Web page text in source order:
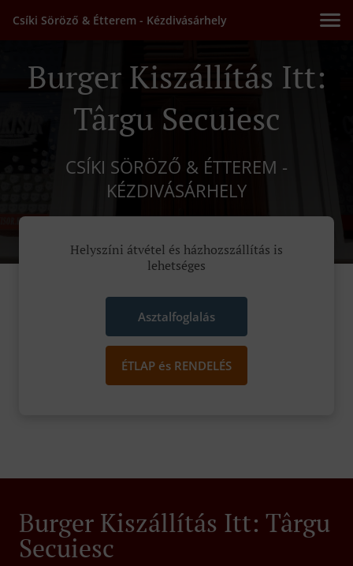
Csíki Söröző & Étterem - Kézdivásárhely
Burger Kiszállítás Itt:
Târgu Secuiesc
CSÍKI SÖRÖZŐ & ÉTTEREM -
KÉZDIVÁSÁRHELY
Helyszíni átvétel és házhozszállítás is
lehetséges
Asztalfoglalás
ÉTLAP és RENDELÉS
Burger Kiszállítás Itt: Târgu
Secuiesc